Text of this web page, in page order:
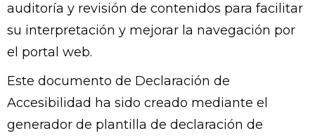
auditoría y revisión de contenidos para facilitar
su interpretación y mejorar la navegación por
el portal web.
Este documento de Declaración de
Accesibilidad ha sido creado mediante el
generador de plantilla de declaración de